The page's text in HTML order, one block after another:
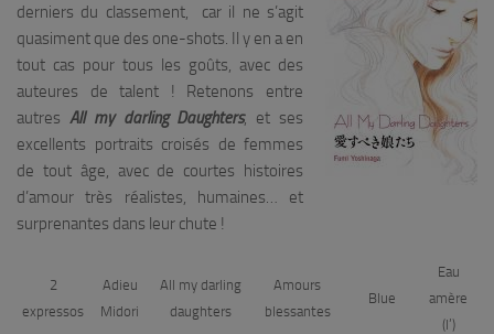
derniers du classement, car il ne s’agit
quasiment que des one-shots. Il y en a en
tout cas pour tous les goûts, avec des
auteures de talent ! Retenons entre
autres All my darling Daughters, et ses
excellents portraits croisés de femmes
de tout âge, avec de courtes histoires
d’amour très réalistes, humaines… et
surprenantes dans leur chute !
2
expressos
Adieu
Midori
All my darling
daughters
Amours
blessantes
Blue
Eau
amère
(l’)